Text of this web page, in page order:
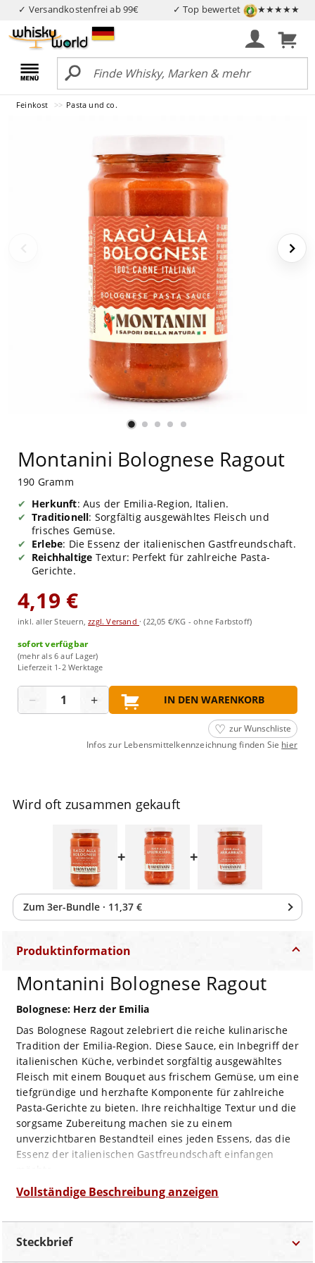
✓ Versandkostenfrei ab 99€ ✓ Top bewertet ★★★★★
Feinkost Pasta und co.
Montanini Bolognese Ragout
190 Gramm
Herkunft: Aus der Emilia-Region, Italien.
Traditionell: Sorgfältig ausgewähltes Fleisch und
frisches Gemüse.
Erlebe: Die Essenz der italienischen Gastfreundschaft.
Reichhaltige Textur: Perfekt für zahlreiche Pasta-
Gerichte.
4,19 €
inkl. aller Steuern,zzgl. Versand ·(22,05 €/KG - ohne Farbstoff)
sofort verfügbar
(mehr als 6 auf Lager)
Lieferzeit 1-2 Werktage
− + IN DEN WARENKORB
zur Wunschliste
Infos zur Lebensmittelkennzeichnung finden Sie hier
Wird oft zusammen gekauft
+ +
Zum 3er-Bundle · 11,37 €
Produktinformation
Montanini Bolognese Ragout
Bolognese: Herz der Emilia
Das Bolognese Ragout zelebriert die reiche kulinarische
Tradition der Emilia-Region. Diese Sauce, ein Inbegriff der
italienischen Küche, verbindet sorgfältig ausgewähltes
Fleisch mit einem Bouquet aus frischem Gemüse, um eine
tiefgründige und herzhafte Komponente für zahlreiche
Pasta-Gerichte zu bieten. Ihre reichhaltige Textur und die
sorgsame Zubereitung machen sie zu einem
unverzichtbaren Bestandteil eines jeden Essens, das die
Essenz der italienischen Gastfreundschaft einfangen
Rezeptvorschlag: Tagliatelle alla Bolognese
Währenddessen das Bolognese Ragout langsam in
einem Topf erhitzen, sodass es sein volles Aroma
Vollständige Beschreibung anzeigen
Steckbrief